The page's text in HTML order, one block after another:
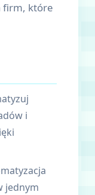
firm, które
i
jednym